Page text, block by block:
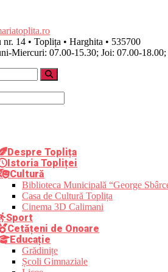
14 • Toplița • Harghita • 535700
Miercuri: 07.00-15.30; Joi: 07.00-
Despre Toplița
Istoria Topliței
Cultură
Biblioteca Municipală “George
Casa de Cultură Toplița
Cinema 3D Calimani
Sport
Cetățeni de Onoare
Educație
Grădinițe
Școli Gimnaziale